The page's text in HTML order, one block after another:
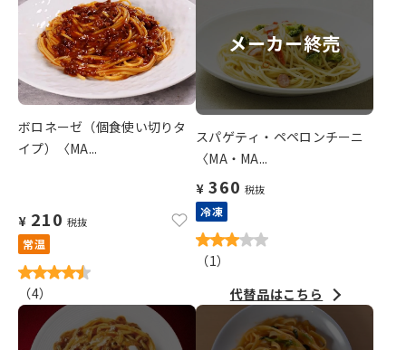
ボロネーゼ（個食使い切りタ
イプ）〈MA...
¥ 210 税抜
常温
（4）
メーカー終売
スパゲティ・ペペロンチーニ
〈MA・MA...
¥ 360 税抜
冷凍
（1）
代替品はこちら